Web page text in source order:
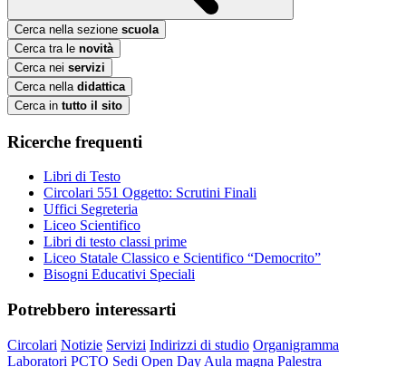
Cerca nella sezione scuola
Cerca tra le novità
Cerca nei servizi
Cerca nella didattica
Cerca in tutto il sito
Ricerche frequenti
Libri di Testo
Circolari 551 Oggetto: Scrutini Finali
Uffici Segreteria
Liceo Scientifico
Libri di testo classi prime
Liceo Statale Classico e Scientifico “Democrito”
Bisogni Educativi Speciali
Potrebbero interessarti
Circolari Notizie Servizi Indirizzi di studio Organigramma
Laboratori PCTO Sedi Open Day Aula magna Palestra